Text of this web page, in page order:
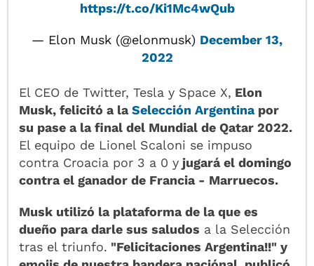
https://t.co/Ki1Mc4wQub
— Elon Musk (@elonmusk) December 13,
2022
El CEO de Twitter, Tesla y Space X, Elon
Musk, felicitó a laSelección Argentinapor
su pase a la final del Mundial de Qatar 2022.
El equipo de Lionel Scaloni se impuso
contra Croacia por 3 a 0 y jugará el domingo
contra el ganador de Francia - Marruecos.
Musk utilizó la plataforma de la que es
dueño para darle sus saludos a la Selección
tras el triunfo. "Felicitaciones Argentina!!" y